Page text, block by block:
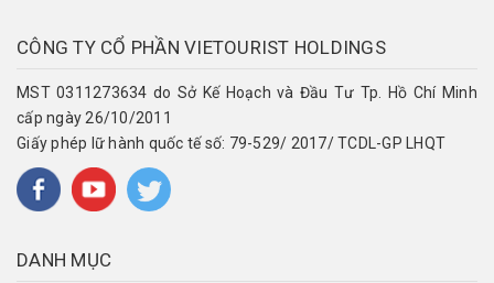
CÔNG TY CỔ PHẦN VIETOURIST HOLDINGS
MST 0311273634 do Sở Kế Hoạch và Đầu Tư Tp. Hồ Chí Minh
cấp ngày 26/10/2011
Giấy phép lữ hành quốc tế số: 79-529/ 2017/ TCDL-GP LHQT
DANH MỤC